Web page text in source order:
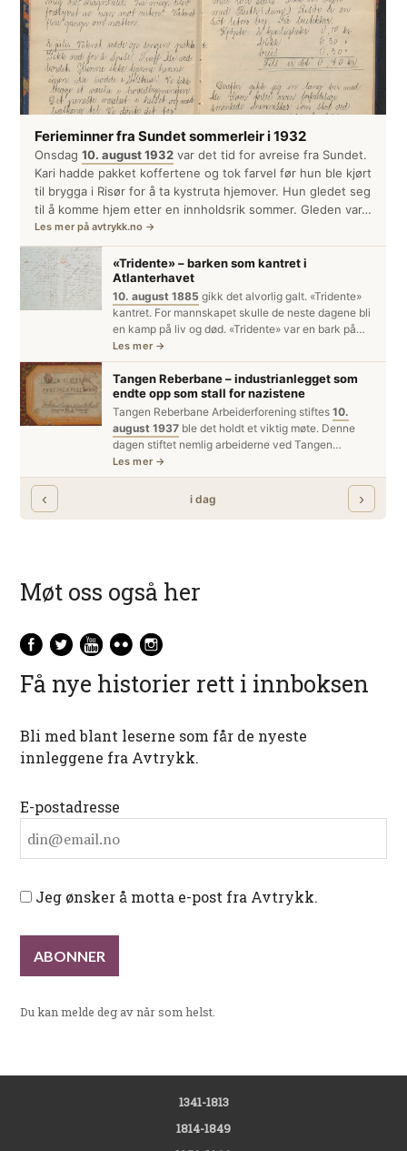
Møt oss også her
Få nye historier rett i innboksen
Bli med blant leserne som får de nyeste
innleggene fra Avtrykk.
E-postadresse
Jeg ønsker å motta e-post fra Avtrykk.
Du kan melde deg av når som helst.
1341-1813
1814-1849